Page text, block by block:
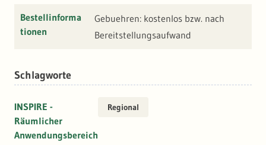
Bestellinforma
tionen
Gebuehren: kostenlos bzw. nach
Bereitstellungsaufwand
Schlagworte
INSPIRE -
Räumlicher
Anwendungsbereich
Regional